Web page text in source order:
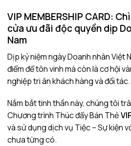
VIP MEMBERSHIP CARD:
cửa ưu đãi độc quyền dịp
Nam
Dịp kỷ niệm ngày Doanh nhân Việt
điểm để tôn vinh mà còn là cơ hội
nghiệp tri ân khách hàng và đối tác.
Nắm bắt tinh thần này, chúng tôi
Chương trình Thúc đẩy Bán Thẻ
và sử dụng dịch vụ Tiệc – Sự kiện
chưa từng có.